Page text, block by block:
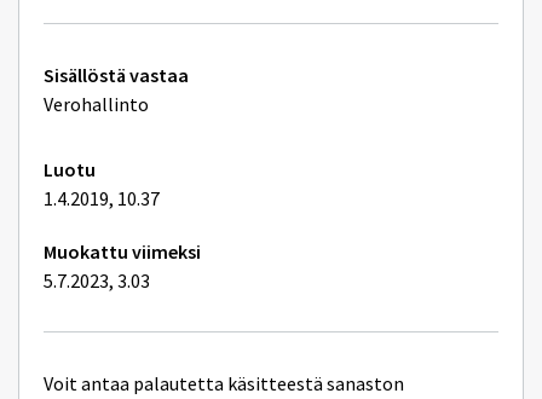
Tekniset
lisätiedot
Sisällöstä vastaa
Verohallinto
Luotu
1.4.2019, 10.37
Muokattu viimeksi
5.7.2023, 3.03
Voit antaa palautetta käsitteestä sanaston